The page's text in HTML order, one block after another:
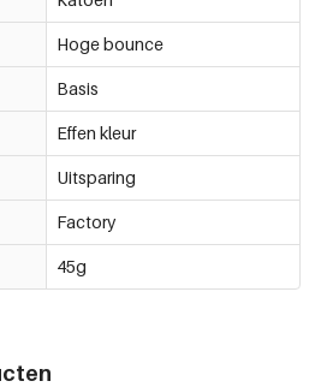
Hoge bounce
Basis
Effen kleur
Uitsparing
Factory
45g